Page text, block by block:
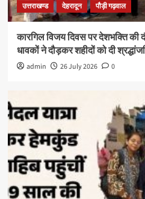
उत्तराखण्ड देहरादून पौड़ी गढ़वाल
कारगिल विजय दिवस पर देशभक्ति की
धावकों ने दौड़कर शहीदों को दी
admin 26 July 2026 0